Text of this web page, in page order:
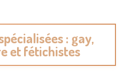
: gay,
et fétichistes